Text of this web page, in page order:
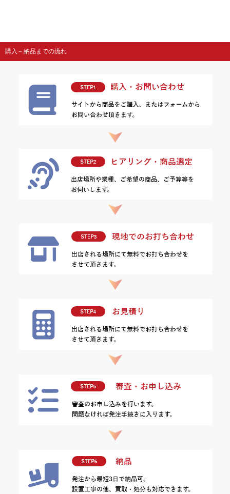
購入～納品までの流れ